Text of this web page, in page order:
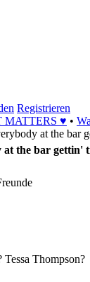
Registrieren
MATTERS ♥ •
at the bar
the bar gettin'
Tessa Thompson?